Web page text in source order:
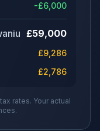
-£6,000
£59,000
£9,286
£2,786
rates. Your actual